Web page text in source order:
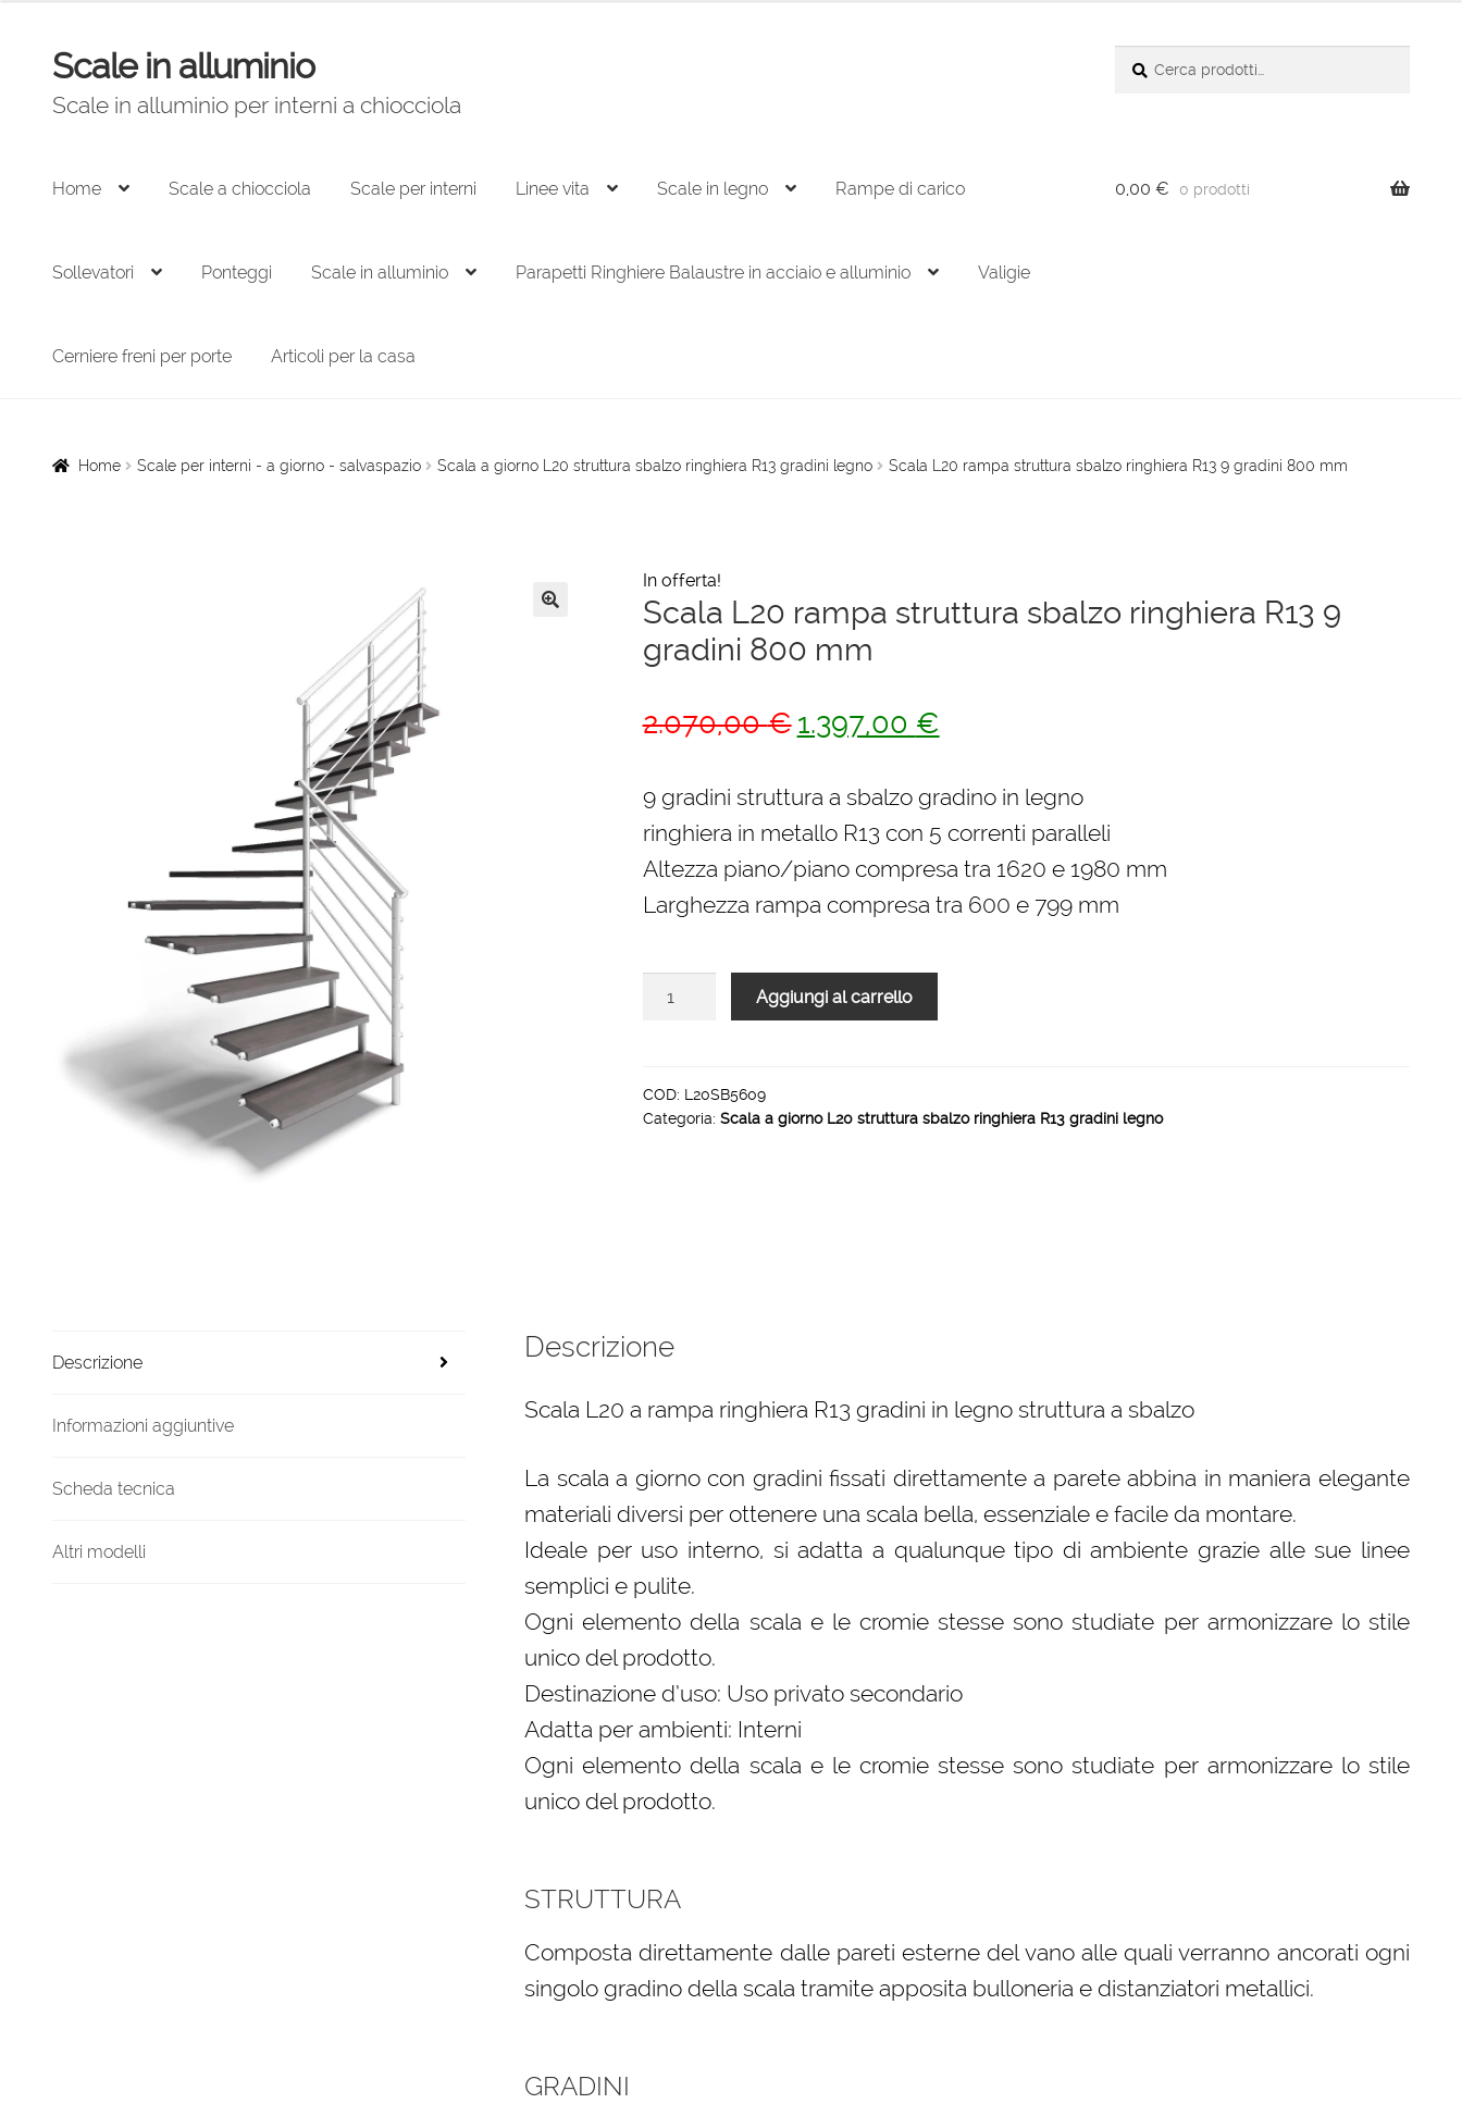
Vai
alla
navigazione
Vai
al
contenuto
Scale in alluminio
Scale in alluminio per interni a chiocciola
Home Scale a chiocciola Scale per interni Linee vita Scale in legno Rampe di carico
Sollevatori Ponteggi Scale in alluminio Parapetti Ringhiere Balaustre in acciaio e alluminio Valigie
Cerniere freni per porte Articoli per la casa
0,00 € 0 prodotti
Home Scale per interni - a giorno - salvaspazio Scala a giorno L20 struttura sbalzo ringhiera R13 gradini legno Scala L20 rampa struttura sbalzo ringhiera R13 9 gradini 800 mm
In offerta!
Scala L20 rampa struttura sbalzo ringhiera R13 9
gradini 800 mm
2.070,00€ Il
originale
era:
2.070,00 €.
1.397,00 €
attuale
è:
1.397,00 €.
9 gradini struttura a sbalzo gradino in legno
ringhiera in metallo R13 con 5 correnti paralleli
Altezza piano/piano compresa tra 1620 e 1980 mm
Larghezza rampa compresa tra 600 e 799 mm
sbalzo
ringhiera
Aggiungi al carrello
COD: L20SB5609
Categoria: Scala a giorno L20 struttura sbalzo ringhiera R13 gradini legno
Descrizione
Informazioni aggiuntive
Scheda tecnica
Altri modelli
Descrizione
Scala L20 a rampa ringhiera R13 gradini in legno struttura a sbalzo
La scala a giorno con gradini fissati direttamente a parete abbina in maniera elegante
materiali diversi per ottenere una scala bella, essenziale e facile da montare.
Ideale per uso interno, si adatta a qualunque tipo di ambiente grazie alle sue linee
semplici e pulite.
Ogni elemento della scala e le cromie stesse sono studiate per armonizzare lo stile
unico del prodotto.
Destinazione d’uso: Uso privato secondario
Adatta per ambienti: Interni
Ogni elemento della scala e le cromie stesse sono studiate per armonizzare lo stile
unico del prodotto.
STRUTTURA
Composta direttamente dalle pareti esterne del vano alle quali verranno ancorati ogni
singolo gradino della scala tramite apposita bulloneria e distanziatori metallici.
GRADINI
originale
2.070,00 €.
attuale